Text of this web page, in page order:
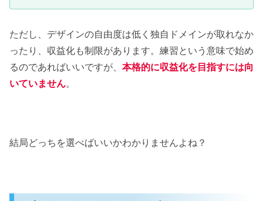
ただし、デザインの自由度は低く独自ドメインが取れなか
ったり、収益化も制限があります。練習という意味で始め
るのであればいいですが、 本格的に収益化を目指すには向
いていません。
結局どっちを選べばいいかわかりませんよね？